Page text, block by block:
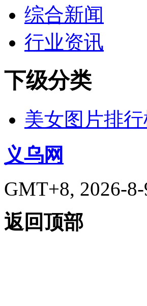
综合新闻
行业资讯
下级分类
美女图片排
义乌网
GMT+8, 2026-
返回顶部